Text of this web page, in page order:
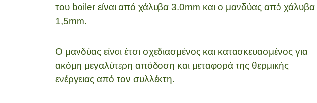
του boiler είναι από χάλυβα 3.0mm και ο μανδύας από χάλυβα
1,5mm.
Ο μανδύας είναι έτσι σχεδιασμένος και κατασκευασμένος για
ακόμη μεγαλύτερη απόδοση και μεταφορά της θερμικής
ενέργειας από τον συλλέκτη.